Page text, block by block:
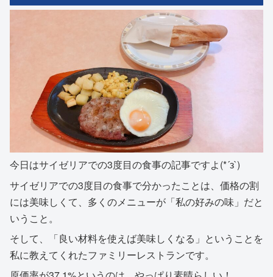
今日はサイゼリアでの3度目の食事の記事ですよ(*´з`)
サイゼリアでの3度目の食事で分かったことは、価格の割
には美味しくて、多くのメニューが「私の好みの味」だと
いうこと。
そして、「良い材料を使えば美味しくなる」ということを
私に教えてくれたファミリーレストランです。